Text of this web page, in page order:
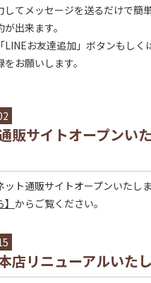
してメッセージを送るだけで簡
出来ます。
LINEお友達追加」ボタンもしく
お願いします。
販サイトオープンい
ット通販サイトオープンいたし
からご覧ください。
店リニューアルいたし